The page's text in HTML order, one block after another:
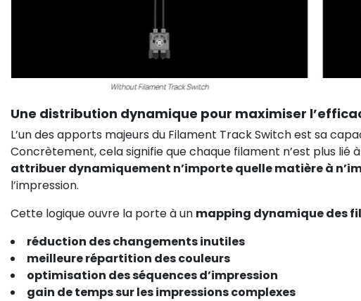
Une distribution dynamique pour maximiser
L’un des apports majeurs du Filament Track Switch est sa
Concrètement, cela signifie que chaque filament n’est plus lié
attribuer dynamiquement n’importe quelle matière à
l’impression.
Cette logique ouvre la porte à un mapping dynamique des
réduction des changements inutiles
meilleure répartition des couleurs
optimisation des séquences d’impression
gain de temps sur les impressions complexes